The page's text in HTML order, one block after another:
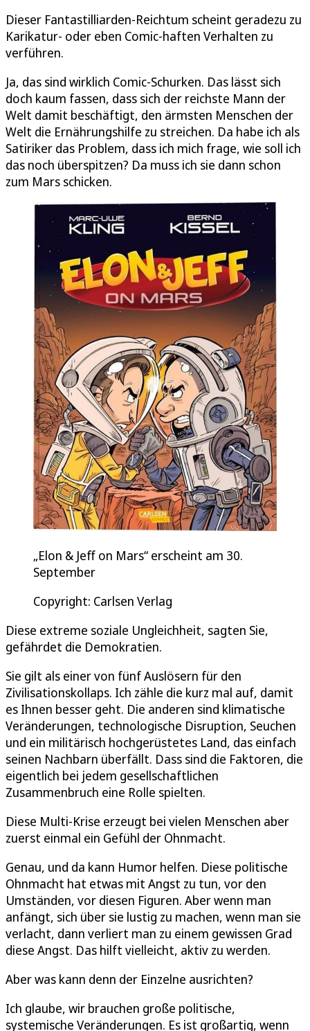
Dieser Fantastilliarden-Reichtum scheint geradezu zu
Karikatur- oder eben Comic-haften Verhalten zu
verführen.
Ja, das sind wirklich Comic-Schurken. Das lässt sich
doch kaum fassen, dass sich der reichste Mann der
Welt damit beschäftigt, den ärmsten Menschen der
Welt die Ernährungshilfe zu streichen. Da habe ich als
Satiriker das Problem, dass ich mich frage, wie soll ich
das noch überspitzen? Da muss ich sie dann schon
zum Mars schicken.
„Elon & Jeff on Mars“ erscheint am 30.
September
Copyright: Carlsen Verlag
Diese extreme soziale Ungleichheit, sagten Sie,
gefährdet die Demokratien.
Sie gilt als einer von fünf Auslösern für den
Zivilisationskollaps. Ich zähle die kurz mal auf, damit
es Ihnen besser geht. Die anderen sind klimatische
Veränderungen, technologische Disruption, Seuchen
und ein militärisch hochgerüstetes Land, das einfach
seinen Nachbarn überfällt. Dass sind die Faktoren, die
eigentlich bei jedem gesellschaftlichen
Zusammenbruch eine Rolle spielten.
Diese Multi-Krise erzeugt bei vielen Menschen aber
zuerst einmal ein Gefühl der Ohnmacht.
Genau, und da kann Humor helfen. Diese politische
Ohnmacht hat etwas mit Angst zu tun, vor den
Umständen, vor diesen Figuren. Aber wenn man
anfängt, sich über sie lustig zu machen, wenn man sie
verlacht, dann verliert man zu einem gewissen Grad
diese Angst. Das hilft vielleicht, aktiv zu werden.
Aber was kann denn der Einzelne ausrichten?
Ich glaube, wir brauchen große politische,
systemische Veränderungen. Es ist großartig, wenn